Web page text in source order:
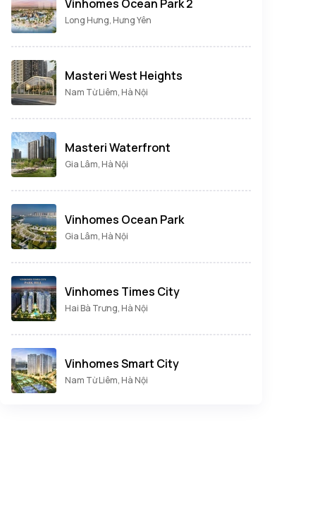
Vinhomes Ocean Park 2
Long Hưng, Hưng Yên
Masteri West Heights
Nam Từ Liêm, Hà Nội
Masteri Waterfront
Gia Lâm, Hà Nội
Vinhomes Ocean Park
Gia Lâm, Hà Nội
Vinhomes Times City
Hai Bà Trưng, Hà Nội
Vinhomes Smart City
Nam Từ Liêm, Hà Nội